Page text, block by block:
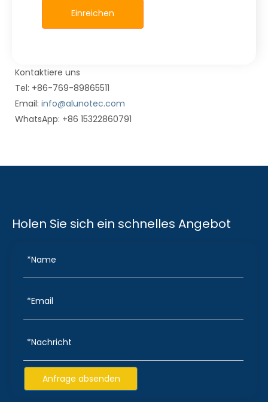
Einreichen
Kontaktiere uns
Tel: +86-769-89865511
Email: info@alunotec.com
WhatsApp: +86 15322860791
Holen Sie sich ein schnelles Angebot
Anfrage absenden